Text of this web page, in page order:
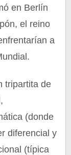
en Berlín
el reino
a
tripartita de
(donde
diferencial y
(típica